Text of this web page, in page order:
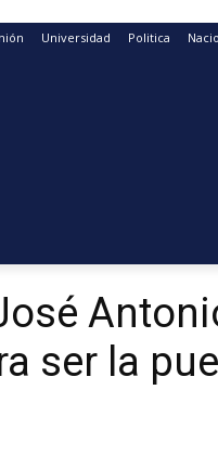
Universidad Politica
ser la